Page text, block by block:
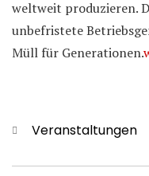
weltweit produzieren.
unbefristete
Müll für Generationen.
Categories
Veranstaltungen